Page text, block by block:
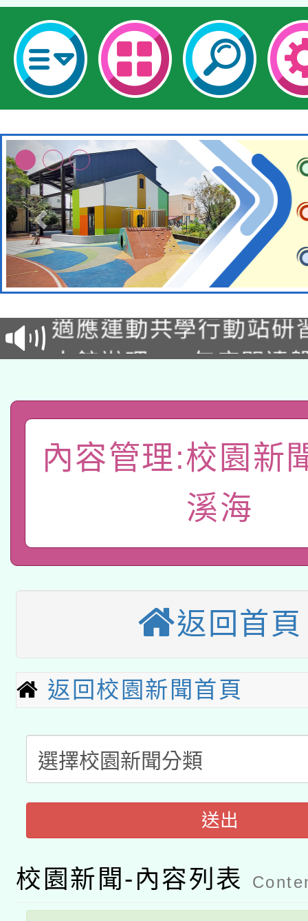
本校115學年度第2次
招甄選結果公告(無人
招)
適應運動共學行動站研
本館辦理115年度閱讀
礎課程
A3數位素養講師名單
「數位內容與教學軟體
有關大陸委員會函釋公
薪期間赴陸應申請許可
轉知經濟部水利署委託
業技術研究院辦理「
用水績優單位及節水達
115年8月22日(星期六
桃園市孔廟祈福系列
開 智慧啟航」
2026年桃園地景藝術
本校115學年度第2次
招甄選結果公告(無人
招)
適應運動共學行動站研
本館辦理115年度閱讀
暨閱讀推動專業研習
科技賦能─人工智慧
礎課程
A3數位素養講師名單
「數位內容與教學軟體
pilot」
有關大陸委員會函釋公
薪期間赴陸應申請許可
轉知經濟部水利署委託
業技術研究院辦理「
115年8月22日(星期六
內容管理:校園新
溪海
返回首頁
返回校園新聞首頁
送出
校園新聞-內容列表